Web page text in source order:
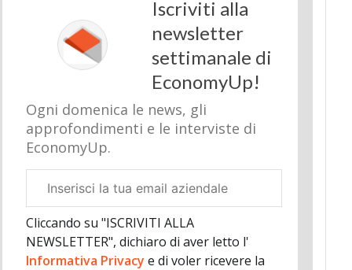
Iscriviti alla
newsletter
settimanale di
EconomyUp!
Ogni domenica le news, gli
approfondimenti e le interviste di
EconomyUp.
aziendale
Cliccando su "ISCRIVITI ALLA
NEWSLETTER", dichiaro di aver letto l'
Informativa Privacy e di voler ricevere la